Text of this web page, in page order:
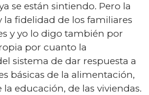
se están sintiendo. Pero la
la fidelidad de los familiares
y yo lo digo también por
por cuanto la
sistema de dar respuesta a
básicas de la alimentación,
la educación, de las viviendas.